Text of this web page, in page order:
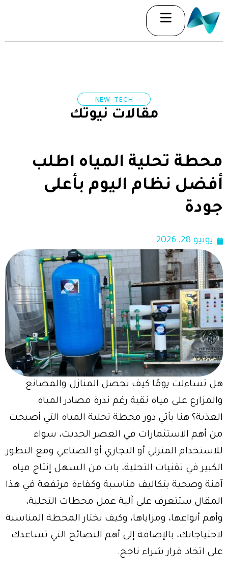
إلى
المحتوى
NEW TECH
مقالات نيوتك
محطة تحلية المياه اطلب
أفضل نظام اليوم بأعلى
جودة
يونيو 28, 2026
هل تساءلت يومًا كيف تحصل المنازل والمصانع
والمزارع على مياه نقية رغم ندرة مصادر المياه
العذبة؟ هنا يأتي دور محطة تحلية المياه التي أصبحت
من أهم الاستثمارات في العصر الحديث، سواء
للاستخدام المنزلي أو التجاري أو الصناعي ومع التطور
الكبير في تقنيات التحلية، بات من السهل إنتاج مياه
آمنة وصحية بتكاليف مناسبة وكفاءة مرتفعة في هذا
المقال ستتعرف على آلية عمل محطات التحلية،
وأهم أنواعها، ومزاياها، وكيف تختار المحطة المناسبة
لاحتياجاتك، بالإضافة إلى أهم النصائح التي تساعدك
على اتخاذ قرار شراء ناجح.